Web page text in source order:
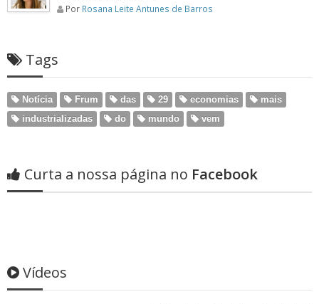
Por Rosana Leite Antunes de Barros
Tags
Notícia Frum das 29 economias
mais
industrializadas
do mundo vem
Curta a nossa página no Facebook
Vídeos